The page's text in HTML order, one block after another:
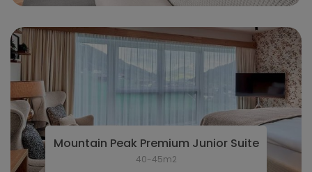
Mountain Peak Premium Junior Suite
40-45m2